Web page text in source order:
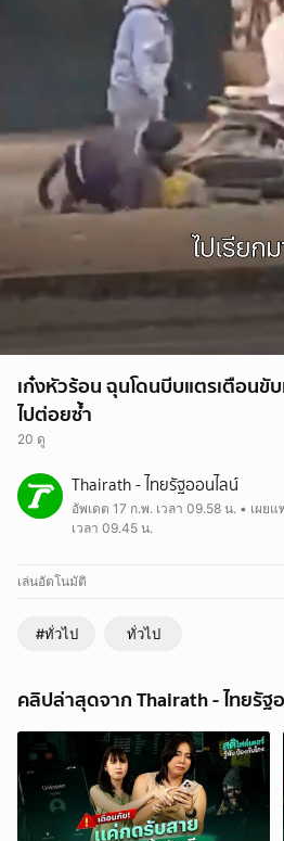
เก๋งหัวร้อน ฉุนโดนบีบแตรเตือนขั
ไปต่อยซ้ำ
20 ดู
เก๋งหัวร้อน ฉุนโดนบีบแตรเตือนขับตามไล่เ
เหตุเกิดบนถนนสุวรรณศร ตรงข้ามโรงพักบ้
ล่าสุดพบตัวผู้ก่อเหตุแล้ว ยอมรับผิดยกมือไ
- Website :
Thairath - ไทยรัฐออนไลน์
อัพเดต 17 ก.พ. เวลา 09.58 น. • เผยแ
เวลา 09.45 น.
เล่นอัตโนมัติ
#ทั่วไป ทั่วไป
คลิปล่าสุดจาก Thairath - ไทยรัฐ